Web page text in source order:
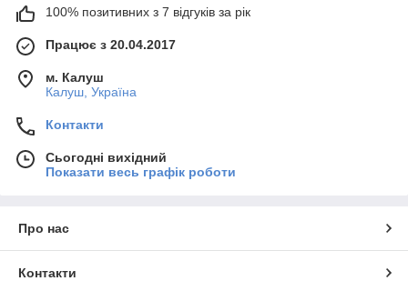
100% позитивних з 7 відгуків за рік
Працює з 20.04.2017
м. Калуш
Калуш, Україна
Контакти
Сьогодні вихідний
Показати весь графік роботи
Про нас
Контакти